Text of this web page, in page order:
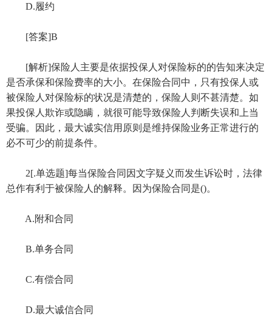
D.履约
[答案]B
[解析]保险人主要是依据投保人对保险标的的告知来决定
是否承保和保险费率的大小。在保险合同中，只有投保人或
被保险人对保险标的状况是清楚的，保险人则不甚清楚。如
果投保人欺诈或隐瞒，就很可能导致保险人判断失误和上当
受骗。因此，最大诚实信用原则是维持保险业务正常进行的
必不可少的前提条件。
2[.单选题]每当保险合同因文字疑义而发生诉讼时，法律
总作有利于被保险人的解释。因为保险合同是()。
A.附和合同
B.单务合同
C.有偿合同
D.最大诚信合同